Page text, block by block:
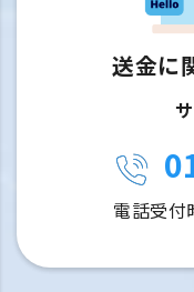
送金に
電話受付